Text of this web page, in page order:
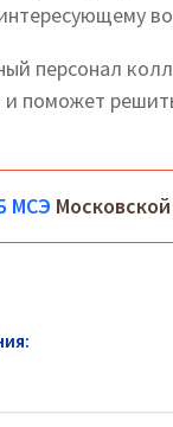
персонал
и поможет
МСЭ